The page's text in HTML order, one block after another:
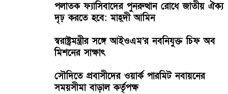
পলাতক ফ্যাসিবাদের পুনরুত্থান রোধে জাতীয় ঐক্য
দৃঢ় করতে হবে: মাহ্দী আমিন
স্বরাষ্ট্রমন্ত্রীর সঙ্গে আইওএম’র নবনিযুক্ত চিফ অব
মিশনের সাক্ষাৎ
সৌদিতে প্রবাসীদের ওয়ার্ক পারমিট নবায়নের
সময়সীমা বাড়াল কর্তৃপক্ষ